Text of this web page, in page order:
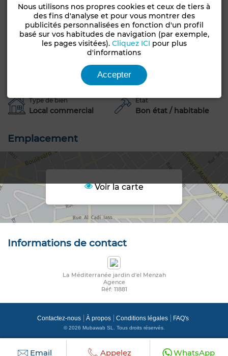
local commercial a jardin d el manzah Tunis. Il dispose de
222 m² de superficie, offrant ainsi un espace fonctionnel .
L'emplacement stratégique de ce local est idéal pour
attirer une clientèle régulière et développer l'activité.
vente : 5000d le mètre
Caractéristiques générales
Type de bien
Local commercial
Etat
Bon état / habitable
Emplacement
Voir la carte
Informations de contact
La Méditerranée jardin d'el Menzah
Agence
Réf: 11881
Email Appelez WhatsApp
Contactez-nous À propos Conditions légales FAQ's
© 2026 Mubawab SL. Tous droits réservés.
Nous utilisons nos propres cookies et ceux de tiers à
des fins d'analyse et pour vous montrer des
publicités personnalisées en fonction d'un profil
basé sur vos habitudes de navigation (par exemple,
les pages visitées). Cliquez ICI pour plus
d'informations
Accepter